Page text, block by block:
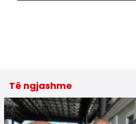
Të ngjashme